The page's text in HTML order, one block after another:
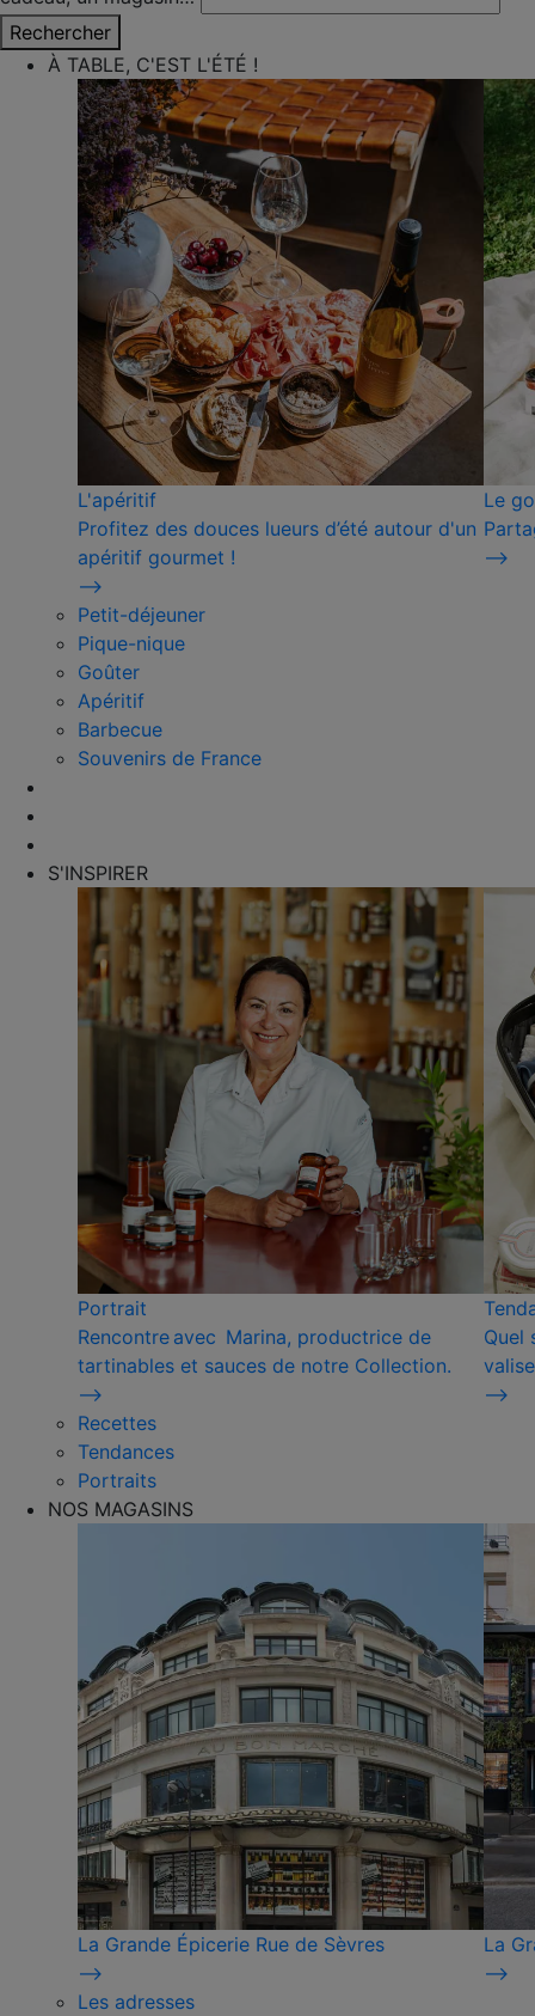
Rechercher
À TABLE, C'EST L'ÉTÉ !
L'apéritif
Profitez des douces lueurs d’été autour d'un
apéritif gourmet !
⟶
Le
⟶
Petit-déjeuner
Pique-nique
Goûter
Apéritif
Barbecue
Souvenirs de France
S'INSPIRER
Portrait
Rencontre avec Marina, productrice de
tartinables et sauces de notre Collection.
⟶
Quel
⟶
Recettes
Tendances
Portraits
NOS MAGASINS
La Grande Épicerie Rue de Sèvres
⟶
La
⟶
Les adresses